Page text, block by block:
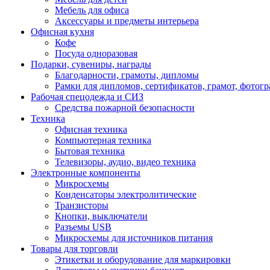
Мебель для офиса
Аксессуары и предметы интерьера
Офисная кухня
Кофе
Посуда одноразовая
Подарки, сувениры, награды
Благодарности, грамоты, дипломы
Рамки для дипломов, сертификатов, грамот,
Рабочая спецодежда и СИЗ
Средства пожарной безопасности
Техника
Офисная техника
Компьютерная техника
Бытовая техника
Телевизоры, аудио, видео техника
Электронные компоненты
Микросхемы
Конденсаторы электролитические
Транзисторы
Кнопки, выключатели
Разъемы USB
Микросхемы для источников питания
Товары для торговли
Этикетки и оборудование для маркировки